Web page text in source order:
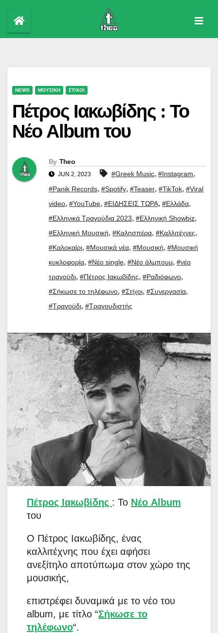
content
NEWS ΜΟΥΣΙΚΗ ΣΤΙΧΟΙ
Πέτρος Ιακωβίδης : Το
Νέο Album του
By Theo
JUN 2, 2023 #Greek Music, #Instagram,
#Panik Records, #Spotify, #Teaser, #TikTok, #Viral
video, #YouTube, #ΕΙΔΗΣΕΙΣ ΤΩΡΑ, #Ελλάδα,
#Ελληνικά Τραγούδια 2023, #Ελληνική Showbiz,
#Ελληνική Μουσική, #Καλησπέρα, #Καλλιτέχνες,
#Καλοκαίρι, #Μουσικά νέα, #Μουσική, #Μουσική
κυκλοφορία, #Νέο single, #Νέο άλμπουμ, #νέο
τραγούδι, #Πέτρος Ιακωβίδης, #Ραδιόφωνο,
#Σήκωσε το τηλέφωνο, #Στίχοι, #Συνεργασία,
#Τραγούδι, #Τραγουδιστής
Πέτρος Ιακωβίδης : Το Νέο Album
του
Ο Πέτρος Ιακωβίδης, ένας
καλλιτέχνης που έχει αφήσει
ανεξίτηλο αποτύπωμα στον χώρο της
μουσικής,
επιστρέφει δυναμικά με το νέο του
album, με τίτλο “Σήκωσε το
τηλέφωνο“.